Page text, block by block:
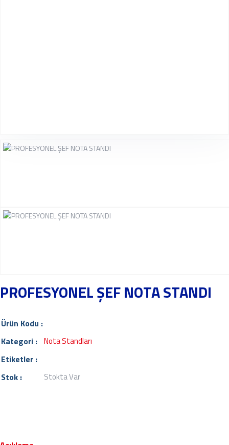
PROFESYONEL ŞEF NOTA STANDI
Ürün Kodu :
Kategori : Nota Standları
Etiketler :
Stok :
Stokta Var